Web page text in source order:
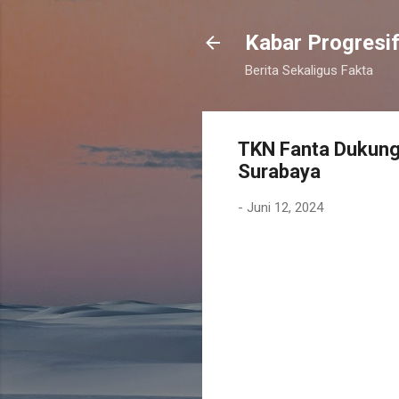
Kabar Progresif
Berita Sekaligus Fakta
TKN Fanta
Surabaya
- Juni 12, 2024